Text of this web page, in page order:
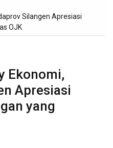
Silangen Apresiasi
OJK
Ekonomi,
Apresiasi
yang